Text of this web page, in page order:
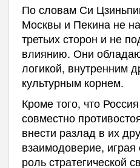
По словам Си
Москвы и Пекина не
третьих сторон и не
влиянию. Они
логикой, внутренним
культурным корнем.
Кроме того, что
совместно
внести разлад в их
взаимодоверие,
роль стратегической